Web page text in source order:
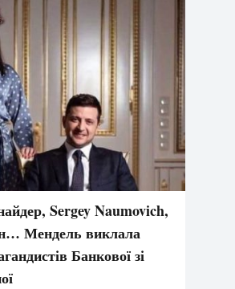
Sergey Naumovich,
Мендель виклала
Банкової зі